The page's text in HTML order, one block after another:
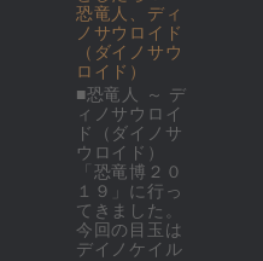
恐竜人、ディ
ノサウロイド
（ダイノサウ
ロイド）
■恐竜人 ～ デ
ィノサウロイ
ド（ダイノサ
ウロイド）
「恐竜博２０
１９」に行っ
てきました。
今回の目玉は
デイノケイル